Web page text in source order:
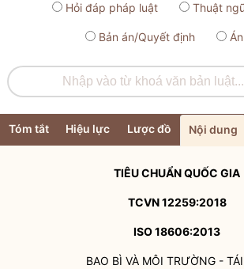
Hỏi đáp pháp luật Thuật
Bản án/Quyết định
Tóm tắt Hiệu lực Lược đồ Nội dung
TIÊU CHUẨNQUỐC GIA
TCVN 12259:2018
ISO 18606:2013
BAO BÌ VÀ MÔI TRƯỜNG -